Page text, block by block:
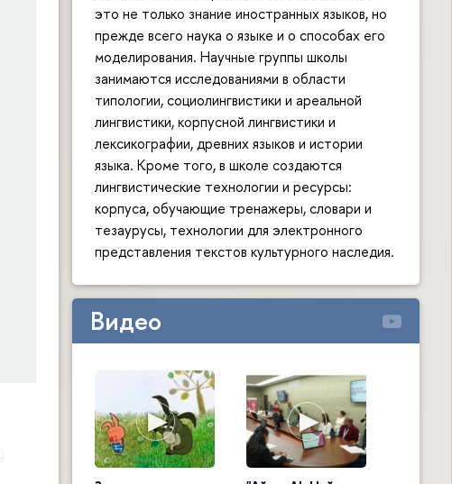
это не только знание иностранных языков, но
прежде всего наука о языке и о способах его
моделирования. Научные группы школы
занимаются исследованиями в области
типологии, социолингвистики и ареальной
лингвистики, корпусной лингвистики и
лексикографии, древних языков и истории
языка. Кроме того, в школе создаются
лингвистические технологии и ресурсы:
корпуса, обучающие тренажеры, словари и
тезаурусы, технологии для электронного
представления текстов культурного наследия.
Видео